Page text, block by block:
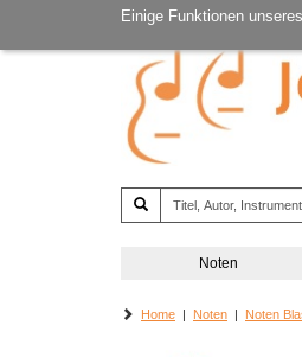
Einige Funktionen
Noten
Home | Noten | Noten